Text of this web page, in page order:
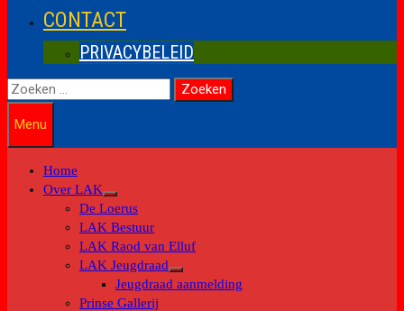
CONTACT
PRIVACYBELEID
Zoeken
naar:
Menu
Home
Over LAK
Toon
submenu
De Loerus
LAK Bestuur
LAK Raod van Elluf
LAK Jeugdraad
Toon
Jeugdraad aanmelding
Prinse Gallerij